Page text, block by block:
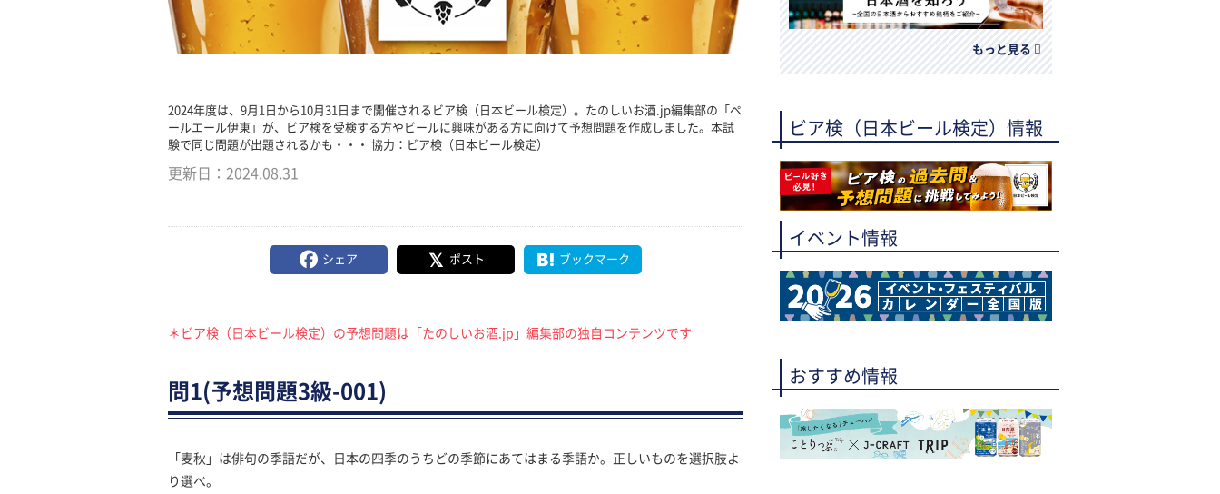
2024年度は、9月1日から10月31日まで開催されるビア検（日本ビール検定）。たのしいお酒.jp編集部の「ペ
ールエール伊東」が、ビア検を受検する方やビールに興味がある方に向けて予想問題を作成しました。本試
験で同じ問題が出題されるかも・・・ 協力：ビア検（日本ビール検定）
更新日： 2024.08.31
シェア ポスト ブックマーク
＊ビア検（日本ビール検定）の予想問題は「たのしいお酒.jp」編集部の独自コンテンツです
問1(予想問題3級-001)
「麦秋」は俳句の季語だが、日本の四季のうちどの季節にあてはまる季語か。正しいものを選択肢よ
り選べ。
もっと見る
ビア検（日本ビール検定）情報
イベント情報
おすすめ情報